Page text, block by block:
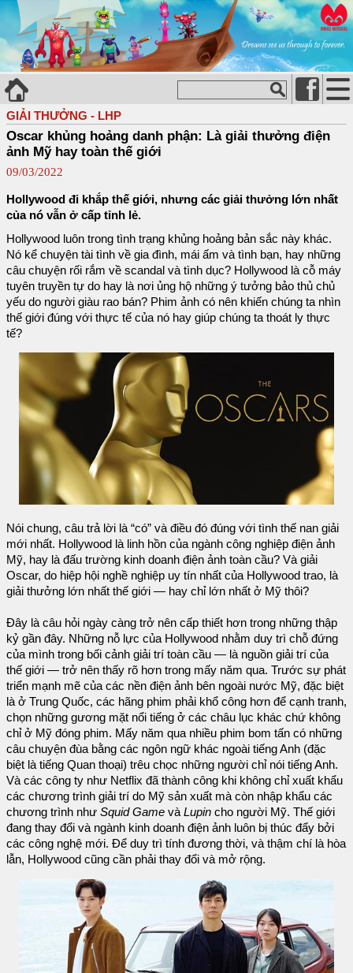
GIẢI THƯỞNG - LHP
Oscar khủng hoảng danh phận: Là giải thưởng điện
ảnh Mỹ hay toàn thế giới
09/03/2022
Hollywood đi khắp thế giới, nhưng các giải thưởng lớn nhất
của nó vẫn ở cấp tỉnh lẻ.
Hollywood luôn trong tình trạng khủng hoảng bản sắc này khác.
Nó kể chuyện tài tình về gia đình, mái ấm và tình bạn, hay những
câu chuyện rối rắm về scandal và tình dục? Hollywood là cỗ máy
tuyên truyền tự do hay là nơi ủng hộ những ý tưởng bảo thủ chủ
yếu do người giàu rao bán? Phim ảnh có nên khiến chúng ta nhìn
thế giới đúng với thực tế của nó hay giúp chúng ta thoát ly thực
tế?
Nói chung, câu trả lời là “có” và điều đó đúng với tình thế nan giải
mới nhất. Hollywood là linh hồn của ngành công nghiệp điện ảnh
Mỹ, hay là đấu trường kinh doanh điện ảnh toàn cầu? Và giải
Oscar, do hiệp hội nghề nghiệp uy tín nhất của Hollywood trao, là
giải thưởng lớn nhất thế giới — hay chỉ lớn nhất ở Mỹ thôi?
Đây là câu hỏi ngày càng trở nên cấp thiết hơn trong những thập
kỷ gần đây. Những nỗ lực của Hollywood nhằm duy trì chỗ đứng
của mình trong bối cảnh giải trí toàn cầu — là nguồn giải trí của
thế giới — trở nên thấy rõ hơn trong mấy năm qua. Trước sự phát
triển mạnh mẽ của các nền điện ảnh bên ngoài nước Mỹ, đặc biệt
là ở Trung Quốc, các hãng phim phải khổ công hơn để cạnh tranh,
chọn những gương mặt nổi tiếng ở các châu lục khác chứ không
chỉ ở Mỹ đóng phim. Mấy năm qua nhiều phim bom tấn có những
câu chuyện đùa bằng các ngôn ngữ khác ngoài tiếng Anh (đặc
biệt là tiếng Quan thoại) trêu chọc những người chỉ nói tiếng Anh.
Và các công ty như Netflix đã thành công khi không chỉ xuất khẩu
các chương trình giải trí do Mỹ sản xuất mà còn nhập khẩu các
chương trình như Squid Game và Lupin cho người Mỹ. Thế giới
đang thay đổi và ngành kinh doanh điện ảnh luôn bị thúc đẩy bởi
các công nghệ mới. Để duy trì tính đương thời, và thậm chí là hòa
lẫn, Hollywood cũng cần phải thay đổi và mở rộng.